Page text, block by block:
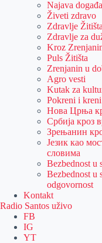
Najava
Živeti zdravo
Zdravlje
Zdravlje za
Kroz
Puls Žitišta
Zrenjanin u
Agro vesti
Kutak za
Pokreni i kreni
Нова Црња
Србија кроз
Зрењанин
Језик као
словима
Bezbednost u
Bezbednost u
odgovornost
Kontakt
Radio Santos uživo
FB
IG
YT